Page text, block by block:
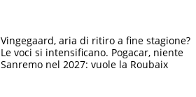
Vingegaard, aria di ritiro a fine stagione?
Le voci si intensificano. Pogacar, niente
Sanremo nel 2027: vuole la Roubaix